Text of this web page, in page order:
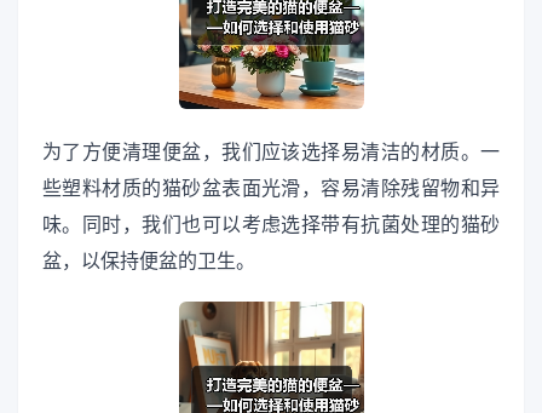
为了方便清理便盆，我们应该选择易清洁的材质。一
些塑料材质的猫砂盆表面光滑，容易清除残留物和异
味。同时，我们也可以考虑选择带有抗菌处理的猫砂
盆，以保持便盆的卫生。